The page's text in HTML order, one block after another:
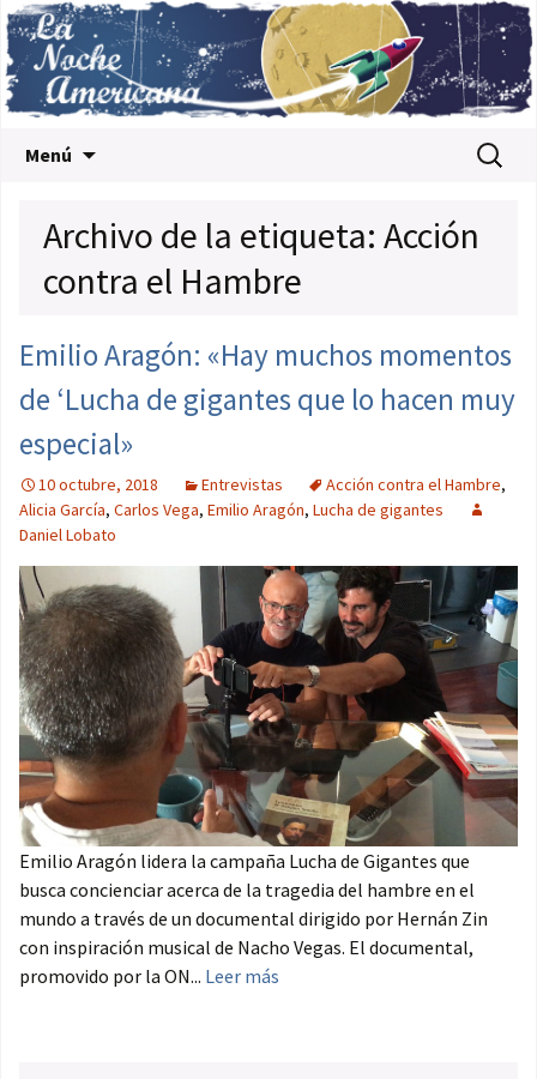
Menú Buscar:
Archivo de la etiqueta: Acción
contra el Hambre
Emilio Aragón: «Hay muchos momentos
de ‘Lucha de gigantes que lo hacen muy
especial»
10 octubre, 2018 Entrevistas Acción contra el Hambre,
Alicia García, Carlos Vega, Emilio Aragón, Lucha de gigantes
Daniel Lobato
Emilio Aragón lidera la campaña Lucha de Gigantes que
busca concienciar acerca de la tragedia del hambre en el
mundo a través de un documental dirigido por Hernán Zin
con inspiración musical de Nacho Vegas. El documental,
promovido por la ON... Leer más